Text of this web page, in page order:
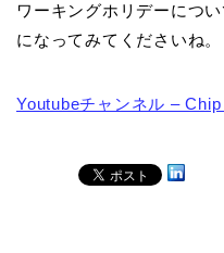
ワーキングホリデーにつ
になってみてくださいね。
Youtubeチャンネル –